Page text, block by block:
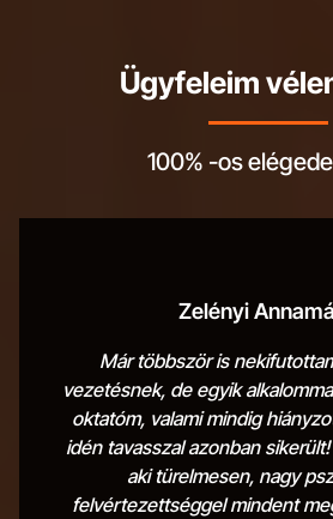
Ügyfeleim
100% -os
Zelényi
Már többször is
vezetésnek, de egyik
oktatóm, valami mindig
idén tavasszal azonban
aki türelmesen, nagy
felvértezettséggel mindent